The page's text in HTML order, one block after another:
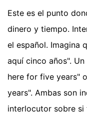
Este es el punto
dinero y tiempo.
el español. Imagina
aquí cinco años".
here for five years"
years". Ambas son
interlocutor sobre